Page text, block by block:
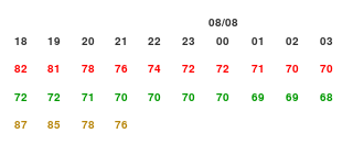
08/08
18 19 20 21 22 23 00 01 02 03
82 81 78 76 74 72 72 71 70 70
72 72 71 70 70 70 70 69 69 68
87 85 78 76